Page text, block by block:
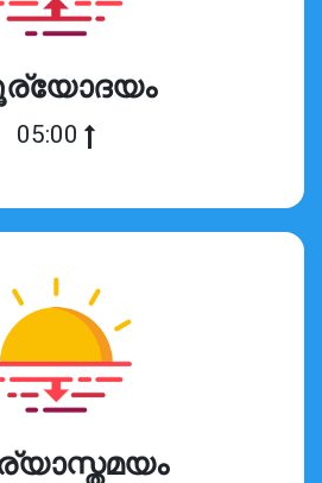
05:00